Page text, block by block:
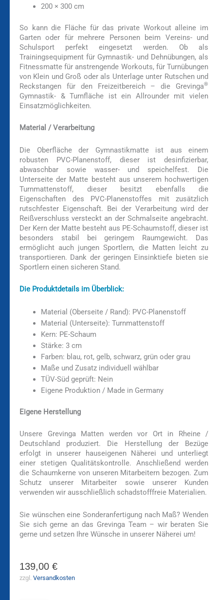
200 × 300 cm
So kann die Fläche für das private Workout alleine im
Garten oder für mehrere Personen beim Vereins- und
Schulsport perfekt eingesetzt werden. Ob als
Trainingsequipment für Gymnastik- und Dehnübungen, als
Fitnessmatte für anstrengende Workouts, für Turnübungen
von Klein und Groß oder als Unterlage unter Rutschen und
Reckstangen für den Freizeitbereich – die Grevinga®
Gymnastik- & Turnfläche ist ein Allrounder mit vielen
Einsatzmöglichkeiten.
Material / Verarbeitung
Die Oberfläche der Gymnastikmatte ist aus einem
robusten PVC-Planenstoff, dieser ist desinfizierbar,
abwaschbar sowie wasser- und speichelfest. Die
Unterseite der Matte besteht aus unserem hochwertigen
Turnmattenstoff, dieser besitzt ebenfalls die
Eigenschaften des PVC-Planenstoffes mit zusätzlich
rutschfester Eigenschaft. Bei der Verarbeitung wird der
Reißverschluss versteckt an der Schmalseite angebracht.
Der Kern der Matte besteht aus PE-Schaumstoff, dieser ist
besonders stabil bei geringem Raumgewicht. Das
ermöglicht auch jungen Sportlern, die Matten leicht zu
transportieren. Dank der geringen Einsinktiefe bieten sie
Sportlern einen sicheren Stand.
Die Produktdetails im Überblick:
Material (Oberseite / Rand): PVC-Planenstoff
Material (Unterseite): Turnmattenstoff
Kern: PE-Schaum
Stärke: 3 cm
Farben: blau, rot, gelb, schwarz, grün oder grau
Maße und Zusatz individuell wählbar
TÜV-Süd geprüft: Nein
Eigene Produktion / Made in Germany
Eigene Herstellung
Unsere Grevinga Matten werden vor Ort in Rheine /
Deutschland produziert. Die Herstellung der Bezüge
erfolgt in unserer hauseigenen Näherei und unterliegt
einer stetigen Qualitätskontrolle. Anschließend werden
die Schaumkerne von unseren Mitarbeitern bezogen. Zum
Schutz unserer Mitarbeiter sowie unserer Kunden
verwenden wir ausschließlich schadstofffreie Materialien.
Sie wünschen eine Sonderanfertigung nach Maß? Wenden
Sie sich gerne an das Grevinga Team – wir beraten Sie
gerne und setzen Ihre Wünsche in unserer Näherei um!
139,00 €
zzgl. Versandkosten